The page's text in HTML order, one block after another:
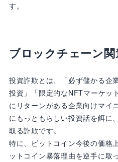
す。
ブロックチェーン
投資詐欺とは、「必ず儲かる企
投資」「限定的なNFTマーケッ
にリターンがある企業向けマイ
にもっともらしい投資話を餌に
取る詐欺です。
特に、ビットコイン今後の価格
ットコイン暴落理由を逆手に取